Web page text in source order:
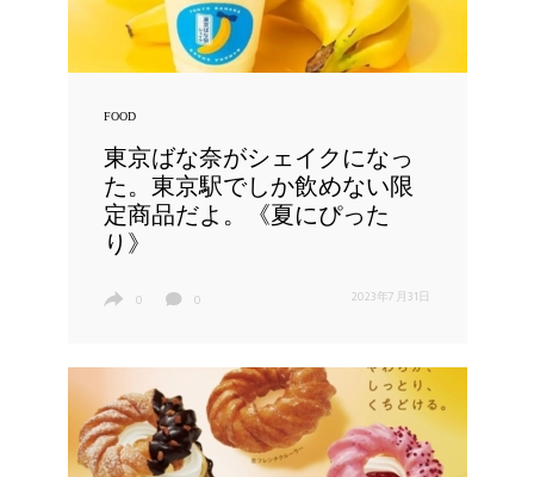
FOOD
東京ばな奈がシェイクになっ
た。東京駅でしか飲めない限
定商品だよ。《夏にぴった
り》
0 0 2023年7月31日